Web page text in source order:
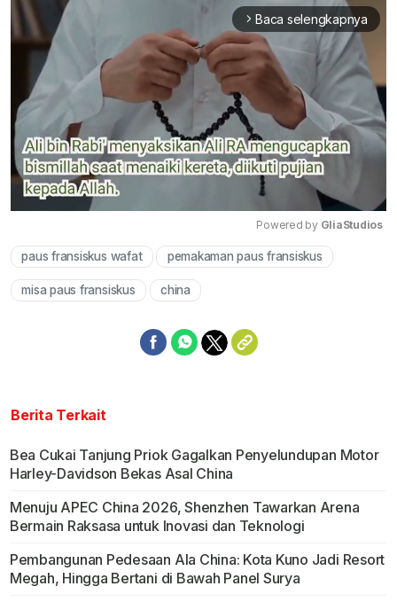
arrow_forward_ios Baca selengkapnya
Mute
Powered by GliaStudios
paus fransiskus wafat pemakaman paus fransiskus
misa paus fransiskus china
Berita Terkait
Bea Cukai Tanjung Priok Gagalkan Penyelundupan Motor
Harley-Davidson Bekas Asal China
Menuju APEC China 2026, Shenzhen Tawarkan Arena
Bermain Raksasa untuk Inovasi dan Teknologi
Pembangunan Pedesaan Ala China: Kota Kuno Jadi Resort
Megah, Hingga Bertani di Bawah Panel Surya